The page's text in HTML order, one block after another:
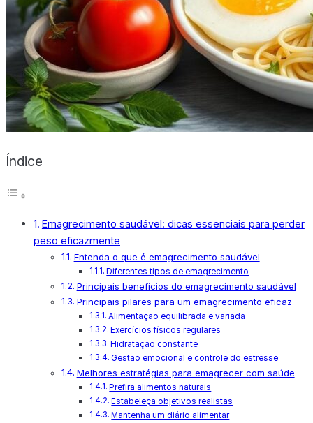
X
Índice
Emagrecimento saudável: dicas essenciais para perder
peso eficazmente
Entenda o que é emagrecimento saudável
Diferentes tipos de emagrecimento
Principais benefícios do emagrecimento saudável
Principais pilares para um emagrecimento eficaz
Alimentação equilibrada e variada
Exercícios físicos regulares
Hidratação constante
Gestão emocional e controle do estresse
Melhores estratégias para emagrecer com saúde
Prefira alimentos naturais
Estabeleça objetivos realistas
Mantenha um diário alimentar